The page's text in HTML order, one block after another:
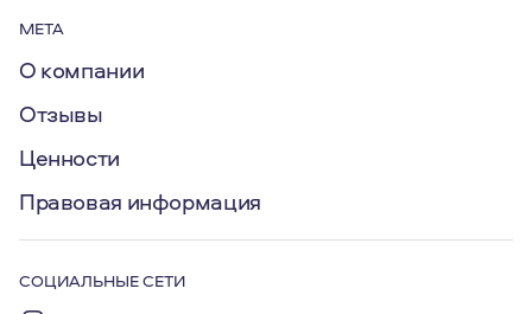
МЕТА
О компании
Отзывы
Ценности
Правовая информация
СОЦИАЛЬНЫЕ СЕТИ